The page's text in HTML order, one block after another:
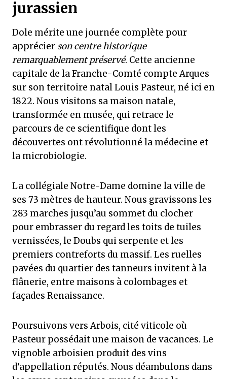
jurassien
Dole mérite une journée complète pour
apprécier son centre historique
remarquablement préservé. Cette ancienne
capitale de la Franche-Comté compte Arques
sur son territoire natal Louis Pasteur, né ici en
1822. Nous visitons sa maison natale,
transformée en musée, qui retrace le
parcours de ce scientifique dont les
découvertes ont révolutionné la médecine et
la microbiologie.
La collégiale Notre-Dame domine la ville de
ses 73 mètres de hauteur. Nous gravissons les
283 marches jusqu’au sommet du clocher
pour embrasser du regard les toits de tuiles
vernissées, le Doubs qui serpente et les
premiers contreforts du massif. Les ruelles
pavées du quartier des tanneurs invitent à la
flânerie, entre maisons à colombages et
façades Renaissance.
Poursuivons vers Arbois, cité viticole où
Pasteur possédait une maison de vacances. Le
vignoble arboisien produit des vins
d’appellation réputés. Nous déambulons dans